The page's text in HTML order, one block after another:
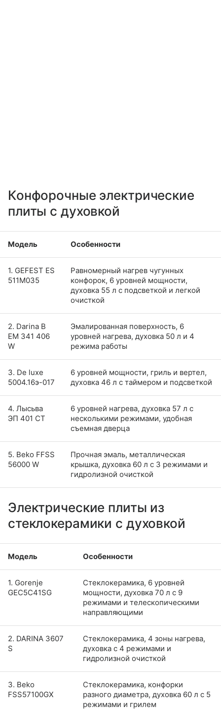
Конфорочные электрические
плиты с духовкой
Модель Особенности
1. GEFEST ES
511M035
Равномерный нагрев чугунных
конфорок, 6 уровней мощности,
духовка 55 л с подсветкой и легкой
очисткой
2. Darina B
EM 341 406
W
Эмалированная поверхность, 6
уровней нагрева, духовка 50 л и 4
режима работы
3. De luxe
5004.16э-017
6 уровней мощности, гриль и вертел,
духовка 46 л с таймером и подсветкой
4. Лысьва
ЭП 401 СТ
6 уровней нагрева, духовка 57 л с
несколькими режимами, удобная
съемная дверца
5. Beko FFSS
56000 W
Прочная эмаль, металлическая
крышка, духовка 60 л с 3 режимами и
гидролизной очисткой
Электрические плиты из
стеклокерамики с духовкой
Модель Особенности
1. Gorenje
GEC5C41SG
Стеклокерамика, 6 уровней
мощности, духовка 70 л с 9
режимами и телескопическими
направляющими
2. DARINA 3607
S
Стеклокерамика, 4 зоны нагрева,
духовка с 4 режимами и
гидролизной очисткой
3. Beko
FSS57100GX
Стеклокерамика, конфорки
разного диаметра, духовка 60 л с 5
режимами и грилем